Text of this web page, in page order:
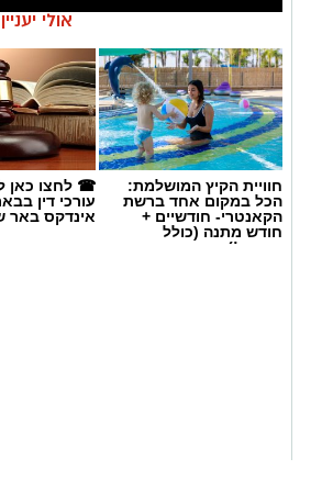
אנו מכבדים זכויות יוצרים ועושים מאמץ לאתר את
בפרסומינו צילום שיש לכם זכויות בו, אתם רשאים
המייל:ram@isnet.co.il
אולי
חוויית הקיץ המושלמת:
הכל במקום אחד ברשת
הקאנטרי- חודשיים +
חודש מתנה (כולל
החגים!)
☎ לחצו כאן
עורכי דין
אינדקס באר